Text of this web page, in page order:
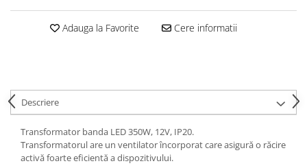
Adauga la Favorite Cere informatii
Descriere
Transformator banda LED 350W, 12V, IP20.
Transformatorul are un ventilator încorporat care asigură o răcire
activă foarte eficientă a dispozitivului.